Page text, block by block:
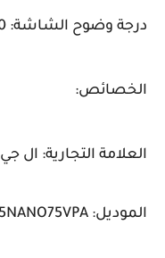
درجة وضوح الشاشة: 3840 × 2160 بكسل
الخصائص:
العلامة التجارية: ال جي
الموديل: 55NANO75VPA